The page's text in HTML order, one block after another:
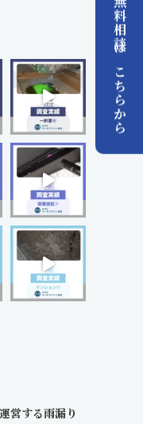
営する雨漏り
無料相談はこちらから